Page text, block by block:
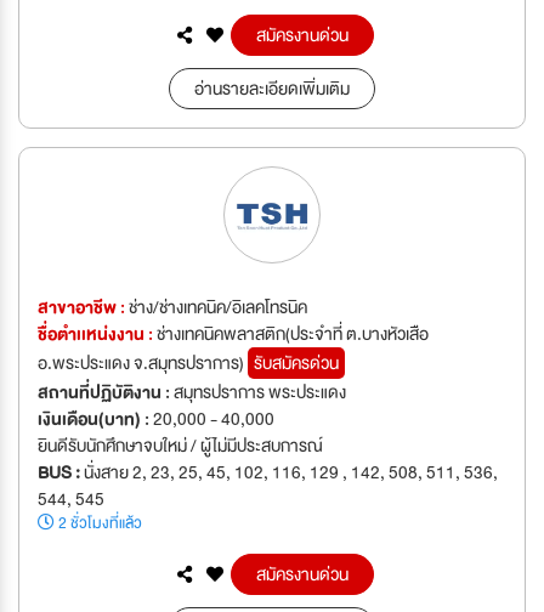
สมัครงานด่วน
อ่านรายละเอียดเพิ่มเติม
สาขาอาชีพ :ช่าง/ช่างเทคนิค/อิเลคโทรนิค
ชื่อตำเเหน่งงาน :ช่างเทคนิคพลาสติก(ประจำที่ ต.บางหัวเสือ
อ.พระประแดง จ.สมุทรปราการ) รับสมัครด่วน
สถานที่ปฏิบัติงาน :สมุทรปราการ พระประแดง
เงินเดือน(บาท) :20,000 - 40,000
ยินดีรับนักศึกษาจบใหม่ / ผู้ไม่มีประสบการณ์
BUS :นั่งสาย 2, 23, 25, 45, 102, 116, 129 , 142, 508, 511, 536,
544, 545
2 ชั่วโมงที่แล้ว
สมัครงานด่วน